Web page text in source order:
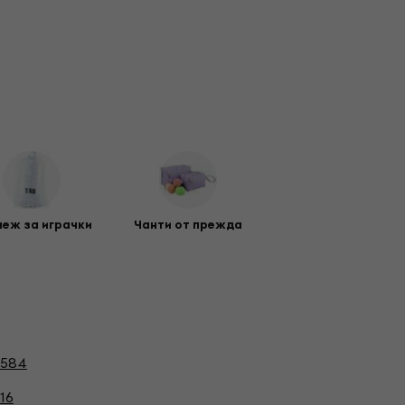
за играчки Чанти от прежда
584
16